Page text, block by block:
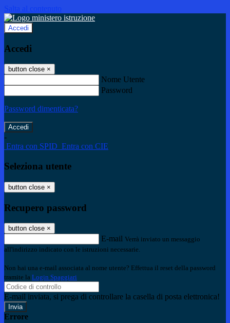
Salta al contenuto
Accedi
Accedi
button close ×
Nome Utente
Password
Password dimenticata?
-
Entra con SPID Entra con CIE
Seleziona utente
button close ×
Recupero password
button close ×
E-mail Verrà inviato un messaggio
all'indirizzo indicato con le istruzioni necessarie.
Non hai una e-mail associata al nome utente? Effettua il reset della password
tramite la Login Spaggiari
E-mail inviata, si prega di controllare la casella di posta elettronica!
Errore